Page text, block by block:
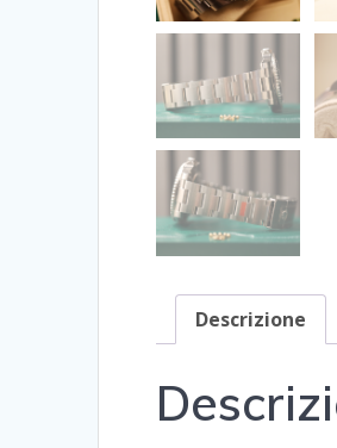
Descrizione